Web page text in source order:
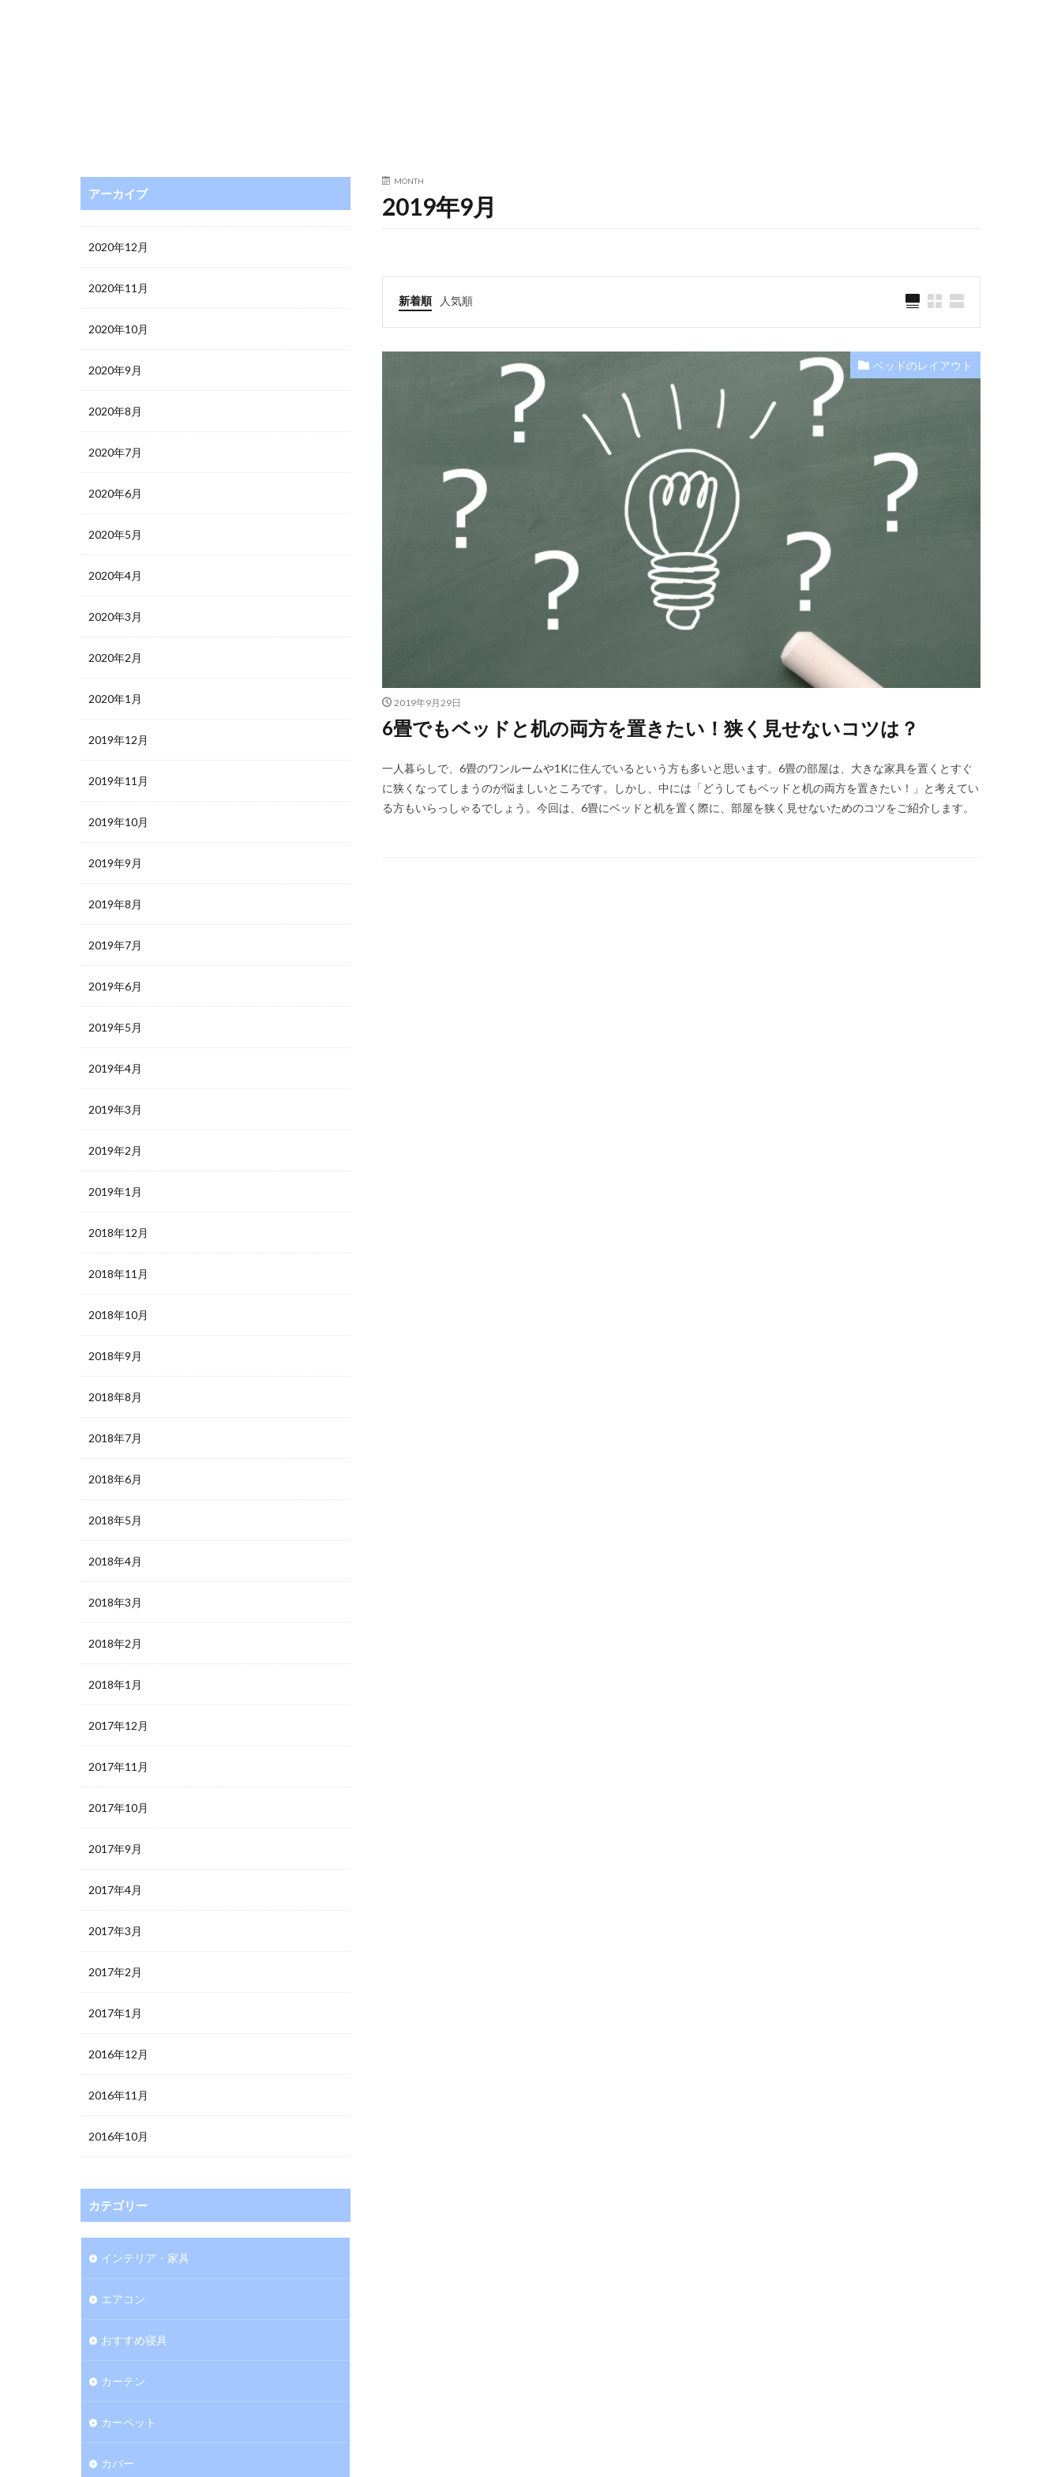
MONTH
2019年9月
新着順 人気順
ベッドのレイアウト
2019年9月29日
6畳でもベッドと机の両方を置きたい！狭く見せないコツは？
一人暮らしで、6畳のワンルームや1Kに住んでいるという方も多いと思います。6畳の部屋は、大きな家具を置くとすぐ
に狭くなってしまうのが悩ましいところです。しかし、中には「どうしてもベッドと机の両方を置きたい！」と考えてい
る方もいらっしゃるでしょう。今回は、6畳にベッドと机を置く際に、部屋を狭く見せないためのコツをご紹介します。
アーカイブ
2020年12月
2020年11月
2020年10月
2020年9月
2020年8月
2020年7月
2020年6月
2020年5月
2020年4月
2020年3月
2020年2月
2020年1月
2019年12月
2019年11月
2019年10月
2019年9月
2019年8月
2019年7月
2019年6月
2019年5月
2019年4月
2019年3月
2019年2月
2019年1月
2018年12月
2018年11月
2018年10月
2018年9月
2018年8月
2018年7月
2018年6月
2018年5月
2018年4月
2018年3月
2018年2月
2018年1月
2017年12月
2017年11月
2017年10月
2017年9月
2017年4月
2017年3月
2017年2月
2017年1月
2016年12月
2016年11月
2016年10月
カテゴリー
インテリア・家具
エアコン
おすすめ寝具
カーテン
カーペット
カバー